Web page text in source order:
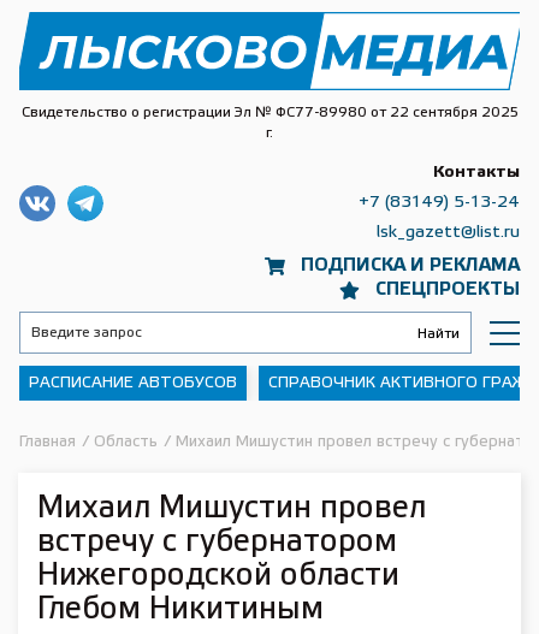
Свидетельство о регистрации Эл № ФС77-89980 от 22 сентября 2025
г.
ПОДПИСКА И РЕКЛАМА
СПЕЦПРОЕКТЫ
Контакты
+7 (83149) 5-13-24
lsk_gazett@list.ru
РАСПИСАНИЕ АВТОБУСОВ СПРАВОЧНИК АКТИВНОГО
Главная / Область / Михаил Мишустин провел встречу с
Михаил Мишустин провел
встречу с губернатором
Нижегородской области
Глебом Никитиным